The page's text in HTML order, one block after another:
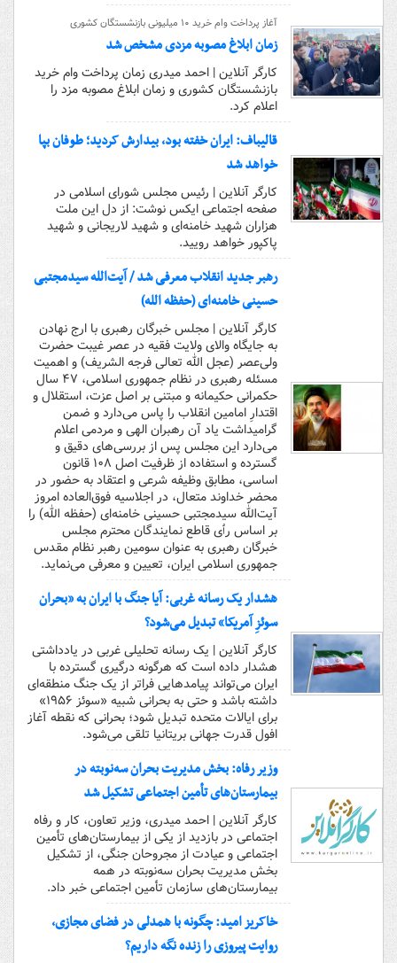
آغاز پرداخت وام خرید ۱۰ میلیونی بازنشستگان کشوری
زمان ابلاغ مصوبه مزدی مشخص شد
کارگر آنلاین | احمد میدری زمان پرداخت وام خرید
بازنشستگان کشوری و زمان ابلاغ مصوبه مزد را
اعلام کرد.
قالیباف: ایران خفته بود، بیدارش کردید؛ طوفان بپا
خواهد شد
کارگر آنلاین | رئیس مجلس شورای اسلامی در
صفحه اجتماعی ایکس نوشت: ‏از دل این ملت
هزاران شهید خامنه‌ای و شهید لاریجانی و شهید
پاکپور خواهد رویید.
رهبر جدید انقلاب معرفی شد / آیت‌الله سیدمجتبی
حسینی خامنه‌ای (حفظه الله)
کارگر آنلاین | مجلس خبرگان رهبری با ارج نهادن
به جایگاه والای ولایت فقیه در عصر غیبت حضرت
ولی‌عصر (عجل الله تعالی فرجه الشریف) و اهمیت
مسئله رهبری در نظام جمهوری اسلامی، ۴۷ سال
حکمرانی حکیمانه و مبتنی بر اصل عزت، استقلال و
اقتدارِ امامین انقلاب را پاس می‌دارد و ضمن
گرامیداشت یاد آن رهبران الهی و مردمی اعلام
می‌دارد این مجلس پس از بررسی‌های دقیق و
گسترده و استفاده از ظرفیت اصل ۱۰۸ قانون
اساسی، مطابق وظیفه شرعی و اعتقاد به حضور در
محضر خداوند متعال، در اجلاسیه فوق‌العاده امروز
آیت‌الله سیدمجتبی حسینی خامنه‌ای (حفظه الله) را
بر اساس رٱی قاطع نمایندگان محترم مجلس
خبرگان رهبری به عنوان سومین رهبر نظام مقدس
جمهوری اسلامی ایران، تعیین و معرفی می‌نماید.
هشدار یک رسانه غربی: آیا جنگ با ایران به «بحران
سوئزِ آمریکا» تبدیل می‌شود؟
کارگر آنلاین | یک رسانه تحلیلی غربی در یادداشتی
هشدار داده است که هرگونه درگیری گسترده با
ایران می‌تواند پیامدهایی فراتر از یک جنگ منطقه‌ای
داشته باشد و حتی به بحرانی شبیه «سوئز ۱۹۵۶»
برای ایالات متحده تبدیل شود؛ بحرانی که نقطه آغاز
افول قدرت جهانی بریتانیا تلقی می‌شود.
وزیر رفاه: بخش مدیریت بحران سه‌نوبته در
بیمارستان‌های تأمین اجتماعی تشکیل شد
کارگر آنلاین | احمد میدری، وزیر تعاون، کار و رفاه
اجتماعی در بازدید از یکی از بیمارستان‌های تأمین
اجتماعی و عیادت از مجروحان جنگی، از تشکیل
بخش مدیریت بحران سه‌نوبته در همه
بیمارستان‌های سازمان تأمین اجتماعی خبر داد.
خاکریز امید: چگونه با همدلی در فضای مجازی،
روایت پیروزی را زنده نگه داریم؟